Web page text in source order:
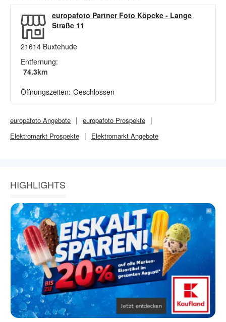
europafoto Partner Foto Köpcke - Lange
Straße 11
21614 Buxtehude
Entfernung:
74.3km
Öffnungszeiten: Geschlossen
europafoto Angebote europafoto Prospekte
Elektromarkt Prospekte Elektromarkt Angebote
HIGHLIGHTS